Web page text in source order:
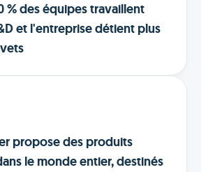
% des équipes travaillent
et l'entreprise détient plus
propose des produits
le monde entier, destinés